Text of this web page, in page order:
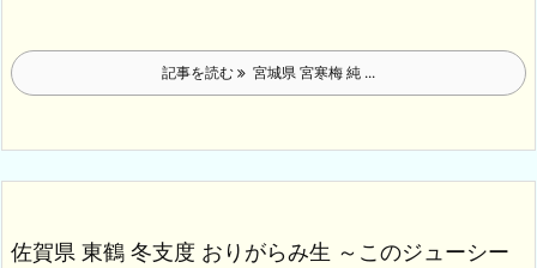
記事を読む 宮城県 宮寒梅 純 ...
佐賀県 東鶴 冬支度 おりがらみ生 ～このジューシー